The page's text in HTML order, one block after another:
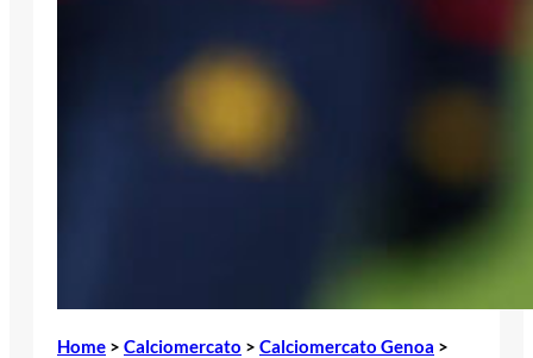
Home > Calciomercato > Calciomercato Genoa >